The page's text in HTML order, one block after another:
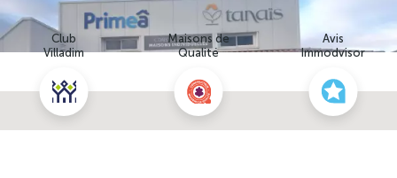
Club
Villadim
Maisons de
Qualité
Avis
Immodvisor
Nous contacter pour ce terrain